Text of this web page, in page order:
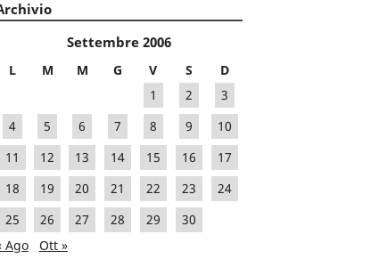
Settembre 2006
L M M G V S
D
1
2
3
4
5 6 7 8 9
10
11
12 13 14 15 16
17
18
19 20 21 22 23
24
25
26 27 28 29
30
Ago
Ott »